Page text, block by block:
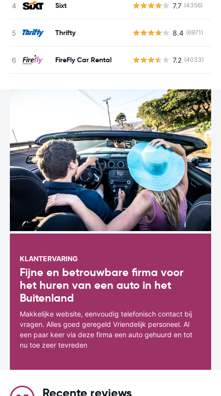
Sixt 7.7 (4356)
Thrifty 8.4 (6971)
FireFly Car Rental 7.2 (4033)
KLANTERVARING
Fijne en betrouwbare firma voor
het huren van een auto in het
Buitenland
Makkelijke website, eenvoudig telefonisch contact bij
vragen. Alles goed geregeld Vriendelijk personeel. Al
een paar keer via deze firma een auto gehuurd en tot
nu toe zeer tevreden
Recente reviews